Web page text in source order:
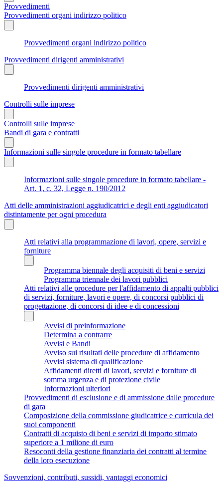
Provvedimenti
Provvedimenti organi indirizzo politico
Provvedimenti organi indirizzo politico
Provvedimenti dirigenti amministrativi
Provvedimenti dirigenti amministrativi
Controlli sulle imprese
Controlli sulle imprese
Bandi di gara e contratti
Informazioni sulle singole procedure in formato tabellare
Informazioni sulle singole procedure in formato tabellare -
Art. 1, c. 32, Legge n. 190/2012
Atti delle amministrazioni aggiudicatrici e degli enti aggiudicatori
distintamente per ogni procedura
Atti relativi alla programmazione di lavori, opere, servizi e
forniture
Programma biennale degli acquisiti di beni e servizi
Programma triennale dei lavori pubblici
Atti relativi alle procedure per l'affidamento di appalti pubblici
di servizi, forniture, lavori e opere, di concorsi pubblici di
progettazione, di concorsi di idee e di concessioni
Avvisi di preinformazione
Determina a contrarre
Avvisi e Bandi
Avviso sui risultati delle procedure di affidamento
Avvisi sistema di qualificazione
Affidamenti diretti di lavori, servizi e forniture di
somma urgenza e di protezione civile
Informazioni ulteriori
Provvedimenti di esclusione e di ammissione dalle procedure
di gara
Composizione della commissione giudicatrice e curricula dei
suoi componenti
Contratti di acquisto di beni e servizi di importo stimato
superiore a 1 milione di euro
Resoconti della gestione finanziaria dei contratti al termine
della loro esecuzione
Sovvenzioni, contributi, sussidi, vantaggi economici